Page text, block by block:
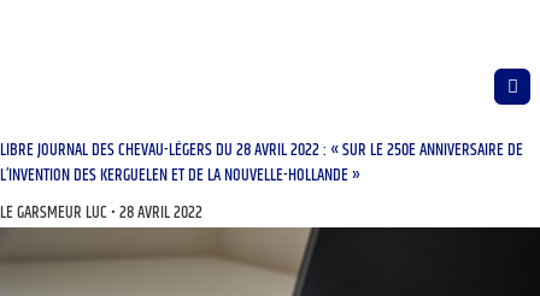
LIBRE JOURNAL DES CHEVAU-LÉGERS DU 28 AVRIL 2022 : « SUR LE 250E ANNIVERSAIRE DE
L’INVENTION DES KERGUELEN ET DE LA NOUVELLE-HOLLANDE »
LE GARSMEUR LUC 28 AVRIL 2022